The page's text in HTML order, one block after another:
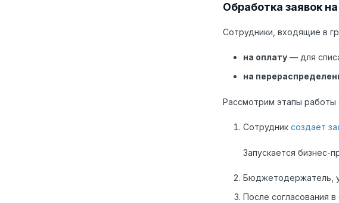
Обработка заявок
Сотрудники, входящие в
на оплату — для
на
Рассмотрим этапы работы
Сотрудник создаёт
Запускается бизнес-
Бюджетодержатель,
После согласования